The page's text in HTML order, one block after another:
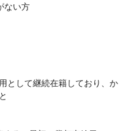
ない方
として継続在籍しており、か